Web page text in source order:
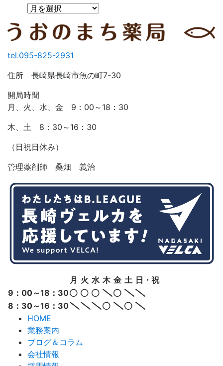
tel.095-825-2931
住所 長崎県長崎市魚の町7-30
開局時間
月、火、水、金 9：00～18：30
木、土 8：30～16：30
（日祝日休み）
管理薬剤師 桑畑 義治
月 火 水 木 金 土 日・祝
9：00～18：30
8：30～16：30
HOME
業務案内
ブログ＆コラム
会社情報